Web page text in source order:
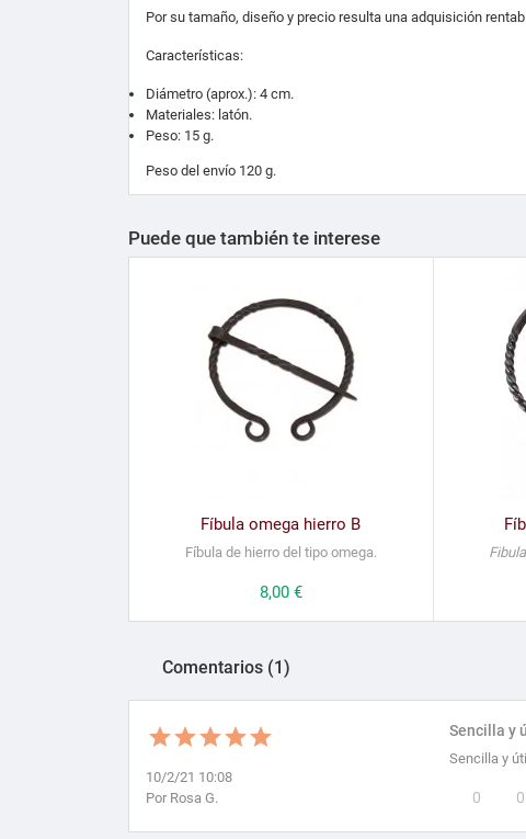
Por su tamaño, diseño y precio resulta una adquisición
Características:
Diámetro (aprox.): 4 cm.
Materiales: latón.
Peso: 15 g.
Peso del envío 120 g.
Puede que también te interese
Fíbula omega hierro B
Fíbula de hierro del tipo omega.
Precio
8,00 €
Fibula
Comentarios (1)
10/2/21 10:08
Por Rosa G.
Sencilla y
Sencilla y
0 0